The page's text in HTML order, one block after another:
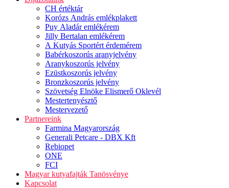
CH értéktár
Korózs András emlékplakett
Puy Aladár emlékérem
Jilly Bertalan emlékérem
A Kutyás Sportért érdemérem
Babérkoszorús aranyjelvény
Aranykoszorús jelvény
Ezüstkoszorús jelvény
Bronzkoszorús jelvény
Szövetség Elnöke Elismerő Oklevél
Mestertenyésztő
Mestervezető
Partnereink
Farmina Magyarország
Generali Petcare - DBX Kft
Rebiopet
ONE
FCI
Magyar kutyafajták Tanösvénye
Kapcsolat